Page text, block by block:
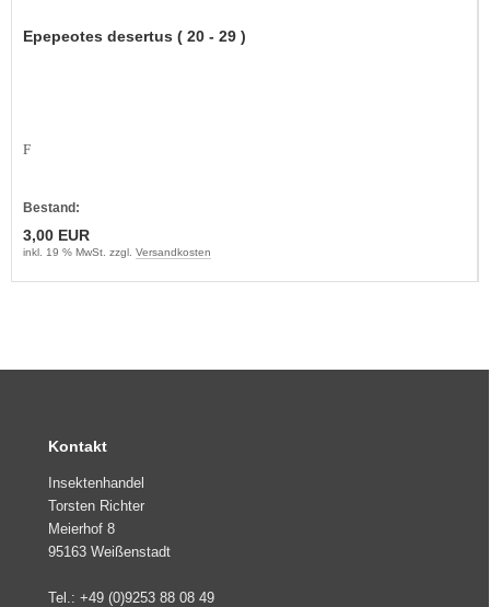
Epepeotes desertus ( 20 - 29 )
F
Bestand:
3,00 EUR
inkl. 19 % MwSt. zzgl. Versandkosten
Kontakt
Insektenhandel
Torsten Richter
Meierhof 8
95163 Weißenstadt
Tel.: +49 (0)9253 88 08 49